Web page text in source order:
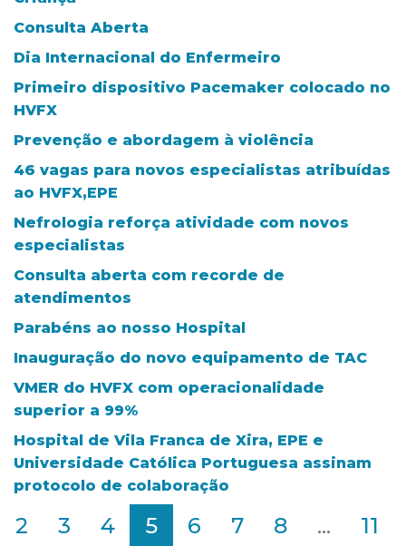
Consulta Aberta
Dia Internacional do Enfermeiro
Primeiro dispositivo Pacemaker colocado no
HVFX
Prevenção e abordagem à violência
46 vagas para novos especialistas atribuídas
ao HVFX,EPE
Nefrologia reforça atividade com novos
especialistas
Consulta aberta com recorde de
atendimentos
Parabéns ao nosso Hospital
Inauguração do novo equipamento de TAC
VMER do HVFX com operacionalidade
superior a 99%
Hospital de Vila Franca de Xira, EPE e
Universidade Católica Portuguesa assinam
protocolo de colaboração
2 3 4 5 6 7 8 ... 11